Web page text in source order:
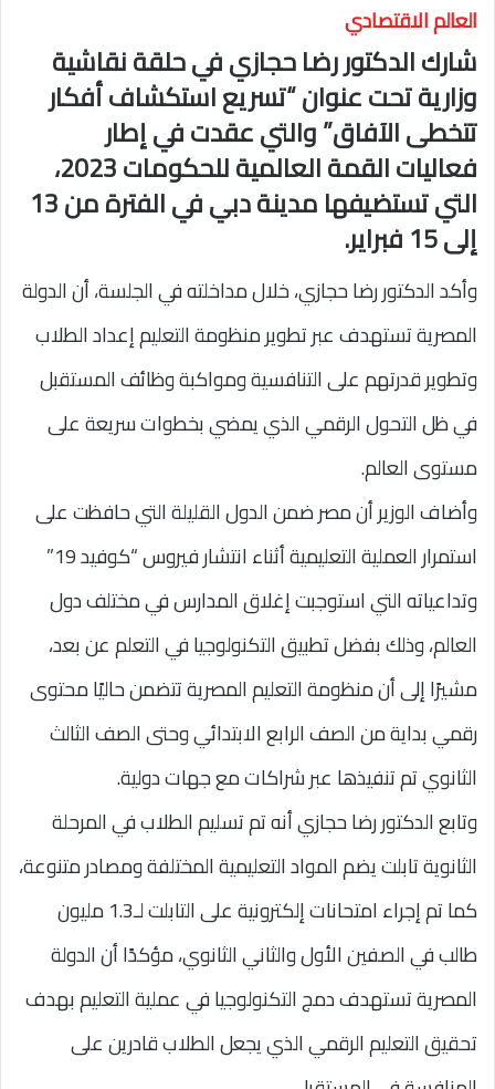
العالم الاقتصادي
شارك الدكتور رضا حجازي في حلقة نقاشية
وزارية تحت عنوان “تسريع استكشاف أفكار
تتخطى الآفاق” والتي عقدت في إطار
فعاليات القمة العالمية للحكومات 2023،
التي تستضيفها مدينة دبي في الفترة من 13
إلى 15 فبراير.
وأكد الدكتور رضا حجازي، خلال مداخلته في الجلسة، أن الدولة
المصرية تستهدف عبر تطوير منظومة التعليم إعداد الطلاب
وتطوير قدرتهم على التنافسية ومواكبة وظائف المستقبل
في ظل التحول الرقمي الذي يمضي بخطوات سريعة على
مستوى العالم.
وأضاف الوزير أن مصر ضمن الدول القليلة التي حافظت على
استمرار العملية التعليمية أثناء انتشار فيروس “كوفيد 19”
وتداعياته التي استوجبت إغلاق المدارس في مختلف دول
العالم، وذلك بفضل تطبيق التكنولوجيا في التعلم عن بعد،
مشيرًا إلى أن منظومة التعليم المصرية تتضمن حاليًا محتوى
رقمي بداية من الصف الرابع الابتدائي وحتى الصف الثالث
الثانوي تم تنفيذها عبر شراكات مع جهات دولية.
وتابع الدكتور رضا حجازي أنه تم تسليم الطلاب في المرحلة
الثانوية تابلت يضم المواد التعليمية المختلفة ومصادر متنوعة،
كما تم إجراء امتحانات إلكترونية على التابلت لـ1.3 مليون
طالب في الصفين الأول والثاني الثانوي، مؤكدًا أن الدولة
المصرية تستهدف دمج التكنولوجيا في عملية التعليم بهدف
تحقيق التعليم الرقمي الذي يجعل الطلاب قادرين على